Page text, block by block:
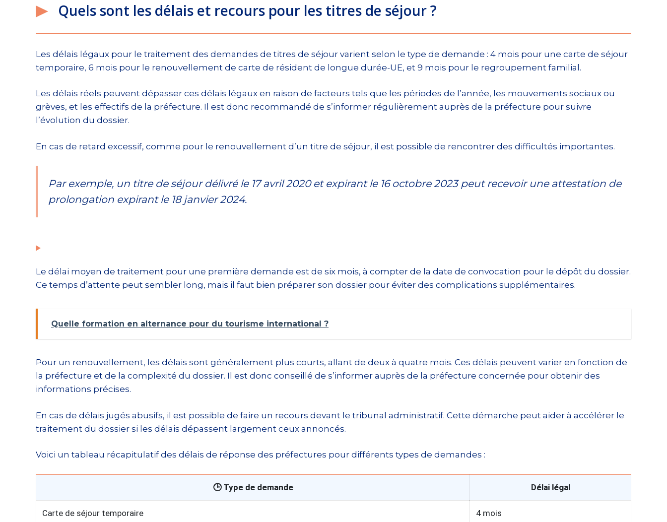
Quels sont les délais et recours pour les titres de séjour ?
Les délais légaux pour le traitement des demandes de titres de séjour varient selon le type de demande : 4 mois pour une carte de séjour
temporaire, 6 mois pour le renouvellement de carte de résident de longue durée-UE, et 9 mois pour le regroupement familial.
Les délais réels peuvent dépasser ces délais légaux en raison de facteurs tels que les périodes de l’année, les mouvements sociaux ou
grèves, et les effectifs de la préfecture. Il est donc recommandé de s’informer régulièrement auprès de la préfecture pour suivre
l’évolution du dossier.
En cas de retard excessif, comme pour le renouvellement d’un titre de séjour, il est possible de rencontrer des difficultés importantes.
Par exemple, un titre de séjour délivré le 17 avril 2020 et expirant le 16 octobre 2023 peut recevoir une attestation de
prolongation expirant le 18 janvier 2024.
Le délai moyen de traitement pour une première demande est de six mois, à compter de la date de convocation pour le dépôt du dossier.
Ce temps d’attente peut sembler long, mais il faut bien préparer son dossier pour éviter des complications supplémentaires.
Quelle formation en alternance pour du tourisme international ?
Pour un renouvellement, les délais sont généralement plus courts, allant de deux à quatre mois. Ces délais peuvent varier en fonction de
la préfecture et de la complexité du dossier. Il est donc conseillé de s’informer auprès de la préfecture concernée pour obtenir des
informations précises.
En cas de délais jugés abusifs, il est possible de faire un recours devant le tribunal administratif. Cette démarche peut aider à accélérer le
traitement du dossier si les délais dépassent largement ceux annoncés.
Voici un tableau récapitulatif des délais de réponse des préfectures pour différents types de demandes :
🕒 Type de demande Délai légal
Carte de séjour temporaire 4 mois